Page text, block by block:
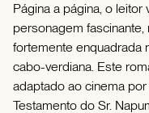
Página a página, o
personagem fascinante,
fortemente enquadrada
cabo-verdiana. Este
adaptado ao cinema
Testamento do Sr.